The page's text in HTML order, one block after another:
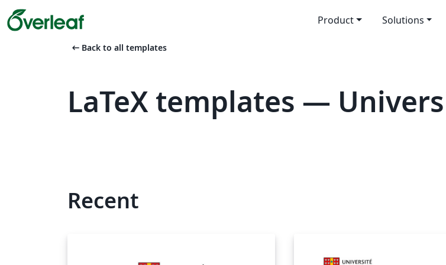
Product Solutions
arrow_left_alt Back to all templates
LaTeX templates —
Recent